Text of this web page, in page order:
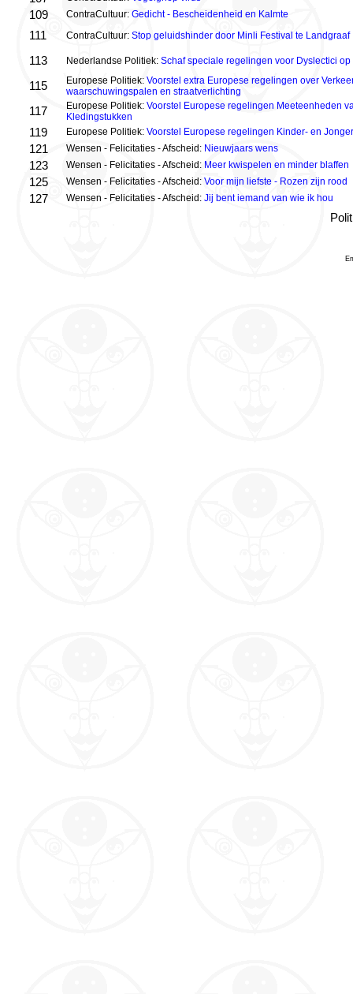
109 ContraCultuur: Gedicht - Bescheidenheid en Kalmte
111 ContraCultuur: Stop geluidshinder door Minli Festival te Landgraaf
113 Nederlandse Politiek: Schaf speciale regelingen voor Dyslectici op
115 Europese Politiek: Voorstel extra Europese regelingen over
waarschuwingspalen en straatverlichting
117 Europese Politiek: Voorstel Europese regelingen Meeteenheden
Kledingstukken
119 Europese Politiek: Voorstel Europese regelingen Kinder- en
121 Wensen - Felicitaties - Afscheid: Nieuwjaars wens
123 Wensen - Felicitaties - Afscheid: Meer kwispelen en minder blaffen
125 Wensen - Felicitaties - Afscheid: Voor mijn liefste - Rozen zijn rood
127 Wensen - Felicitaties - Afscheid: Jij bent iemand van wie ik hou